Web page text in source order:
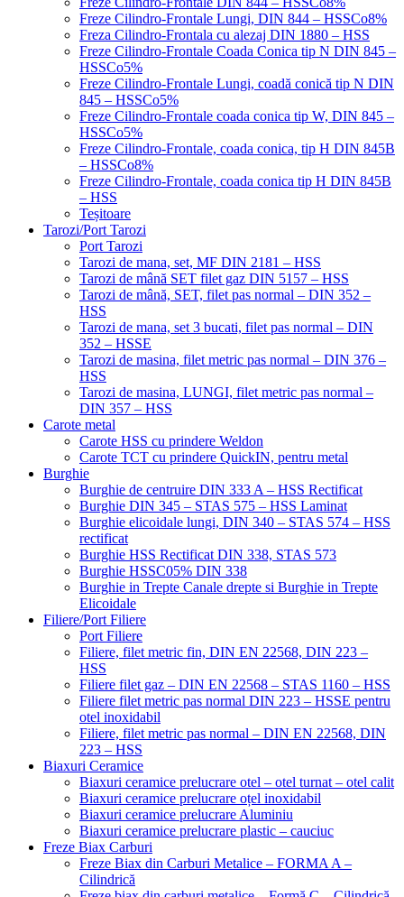
Freze Cilindro-Frontale Lungi, DIN 844 – HSSCo8%
Freza Cilindro-Frontala cu alezaj DIN 1880 – HSS
Freze Cilindro-Frontale Coada Conica tip N DIN 845 –
HSSCo5%
Freze Cilindro-Frontale Lungi, coadă conică tip N DIN
845 – HSSCo5%
Freze Cilindro-Frontale coada conica tip W, DIN 845 –
HSSCo5%
Freze Cilindro-Frontale, coada conica, tip H DIN 845B
– HSSCo8%
Freze Cilindro-Frontale, coada conica tip H DIN 845B
– HSS
Teșitoare
Tarozi/Port Tarozi
Port Tarozi
Tarozi de mana, set, MF DIN 2181 – HSS
Tarozi de mână SET filet gaz DIN 5157 – HSS
Tarozi de mână, SET, filet pas normal – DIN 352 –
HSS
Tarozi de mana, set 3 bucati, filet pas normal – DIN
352 – HSSE
Tarozi de masina, filet metric pas normal – DIN 376 –
HSS
Tarozi de masina, LUNGI, filet metric pas normal –
DIN 357 – HSS
Carote metal
Carote HSS cu prindere Weldon
Carote TCT cu prindere QuickIN, pentru metal
Burghie
Burghie de centruire DIN 333 A – HSS Rectificat
Burghie DIN 345 – STAS 575 – HSS Laminat
Burghie elicoidale lungi, DIN 340 – STAS 574 – HSS
rectificat
Burghie HSS Rectificat DIN 338, STAS 573
Burghie HSSC05% DIN 338
Burghie in Trepte Canale drepte si Burghie in Trepte
Elicoidale
Filiere/Port Filiere
Port Filiere
Filiere, filet metric fin, DIN EN 22568, DIN 223 –
HSS
Filiere filet gaz – DIN EN 22568 – STAS 1160 – HSS
Filiere filet metric pas normal DIN 223 – HSSE pentru
otel inoxidabil
Filiere, filet metric pas normal – DIN EN 22568, DIN
223 – HSS
Biaxuri Ceramice
Biaxuri ceramice prelucrare otel – otel turnat – otel calit
Biaxuri ceramice prelucrare oțel inoxidabil
Biaxuri ceramice prelucrare Aluminiu
Biaxuri ceramice prelucrare plastic – cauciuc
Freze Biax Carburi
Freze Biax din Carburi Metalice – FORMA A –
Cilindrică